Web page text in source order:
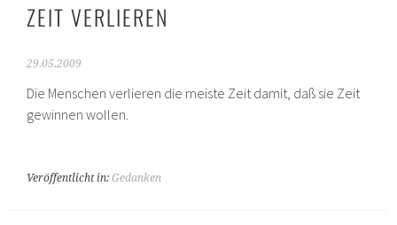
ZEIT VERLIEREN
29.05.2009
Die Menschen verlieren die meiste Zeit damit, daß sie Zeit
gewinnen wollen.
Veröffentlicht in:Gedanken